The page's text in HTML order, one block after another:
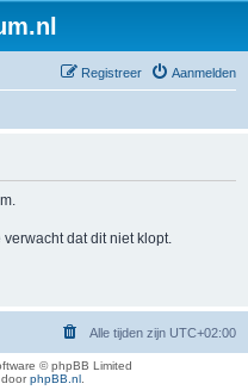
Aanmelden
Registreer
verwacht dat dit niet klopt.
Alle tijden zijn UTC+02:00
© phpBB Limited
doorphpBB.nl